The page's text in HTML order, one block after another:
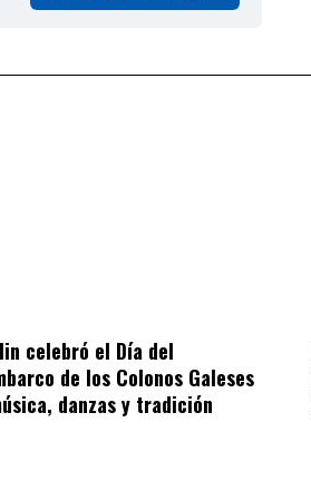
celebró el Día del
de los Colonos Galeses
danzas y tradición